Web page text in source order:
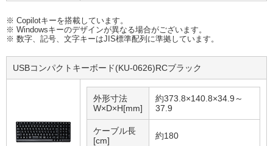
※ Copilotキーを搭載しています。
※ Windowsキーのデザインが異なる場合がございます。
※ 数字、記号、文字キーはJIS標準配列に準拠しています。
USBコンパクトキーボード(KU-0626)RCブラック
外形寸法
W×D×H[mm]
約373.8×140.8×34.9～
37.9
ケーブル長
[cm]
約180